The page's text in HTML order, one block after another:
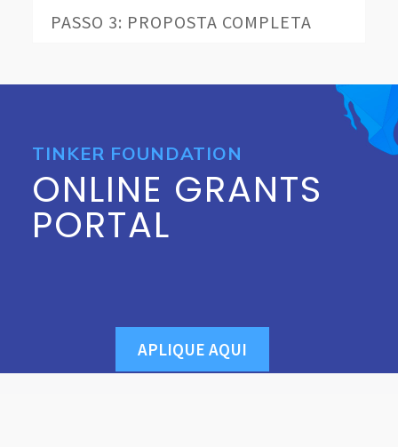
PASSO 3: PROPOSTA COMPLETA
TINKER FOUNDATION
ONLINE GRANTS
PORTAL
APLIQUE AQUI